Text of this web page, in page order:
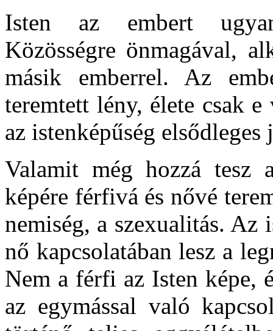
Isten az embert
Közösségre önmagával,
másik emberrel. Az
teremtett lény, élete csak
az istenképűség elsődleges
Valamit még hozzá tesz
képére férfivá és nővé
nemiség, a szexualitás. Az
nő kapcsolatában lesz a
Nem a férfi az Isten képe,
az egymással való